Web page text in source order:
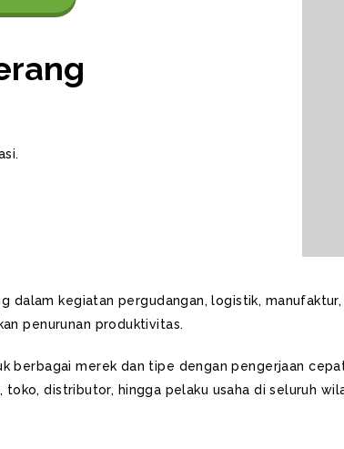
kegiatan pergudangan, logistik,
penurunan produktivitas.
berbagai merek dan tipe dengan pengerjaan
distributor, hingga pelaku usaha di seluruh